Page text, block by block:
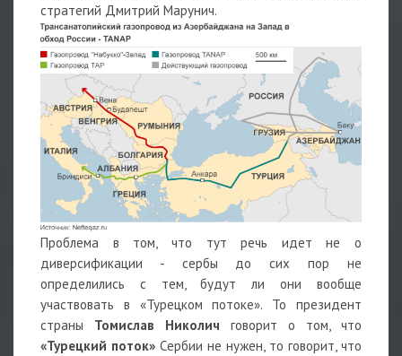
стратегий Дмитрий Марунич.
Проблема в том, что тут речь идет не о
диверсификации - сербы до сих пор не
определились с тем, будут ли они вообще
участвовать в «Турецком потоке». То президент
страны Томислав Николич говорит о том, что
«Турецкий поток» Сербии не нужен, то говорит, что